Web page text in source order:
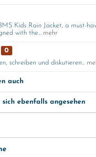
Kids Rain Jacket, a must-
with the... mehr
0
schreiben und diskutieren...
auch
sich ebenfalls angesehen